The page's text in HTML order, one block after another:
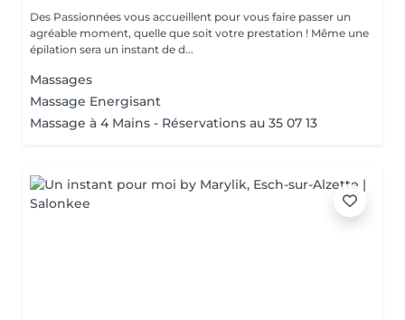
Des Passionnées vous accueillent pour vous faire passer un
agréable moment, quelle que soit votre prestation ! Même une
épilation sera un instant de d...
Massages
Massage Energisant
Massage à 4 Mains - Réservations au 35 07 13